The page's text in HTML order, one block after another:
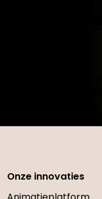
Onze innovaties